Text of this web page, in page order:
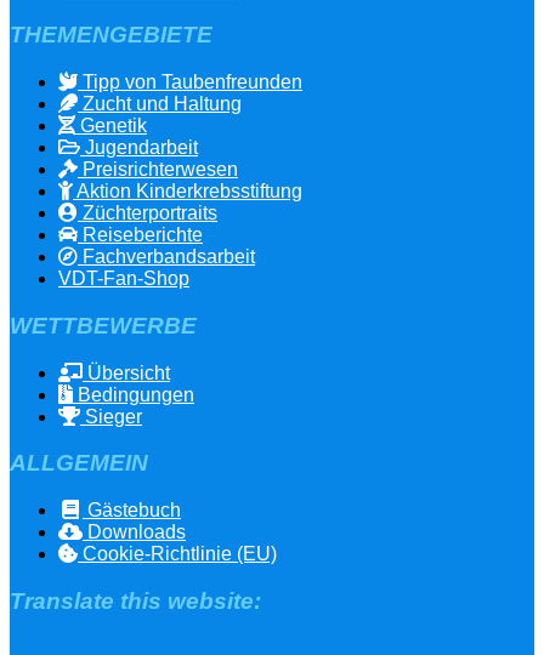
THEMENGEBIETE
Tipp von Taubenfreunden
Zucht und Haltung
Genetik
Jugendarbeit
Preisrichterwesen
Aktion Kinderkrebsstiftung
Züchterportraits
Reiseberichte
Fachverbandsarbeit
VDT-Fan-Shop
WETTBEWERBE
Übersicht
Bedingungen
Sieger
ALLGEMEIN
Gästebuch
Downloads
Cookie-Richtlinie (EU)
Translate this website: